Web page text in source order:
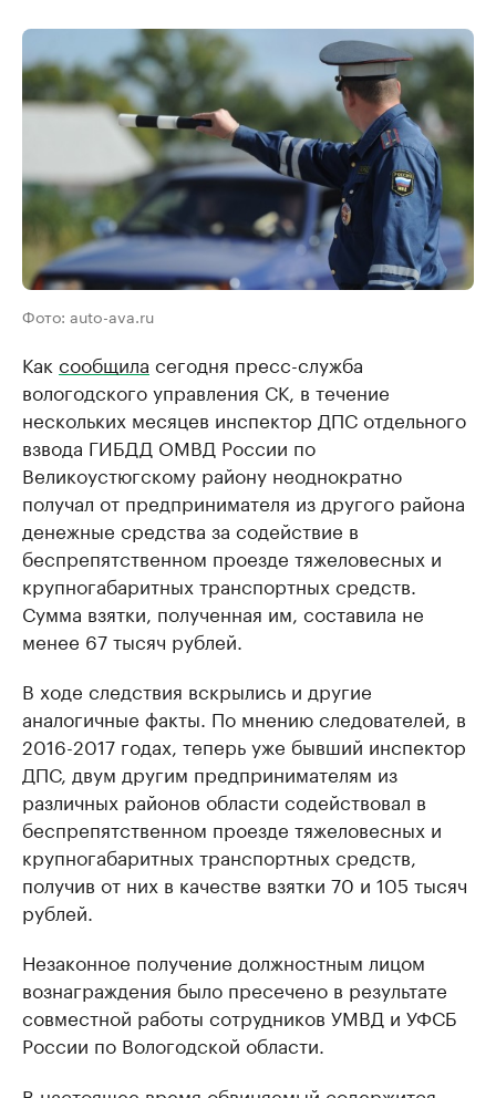
Фото: auto-ava.ru
Как сообщила сегодня пресс-служба
вологодского управления СК, в течение
нескольких месяцев инспектор ДПС отдельного
взвода ГИБДД ОМВД России по
Великоустюгскому району неоднократно
получал от предпринимателя из другого района
денежные средства за содействие в
беспрепятственном проезде тяжеловесных и
крупногабаритных транспортных средств.
Сумма взятки, полученная им, составила не
менее 67 тысяч рублей.
В ходе следствия вскрылись и другие
аналогичные факты. По мнению следователей, в
2016-2017 годах, теперь уже бывший инспектор
ДПС, двум другим предпринимателям из
различных районов области содействовал в
беспрепятственном проезде тяжеловесных и
крупногабаритных транспортных средств,
получив от них в качестве взятки 70 и 105 тысяч
рублей.
Незаконное получение должностным лицом
вознаграждения было пресечено в результате
совместной работы сотрудников УМВД и УФСБ
России по Вологодской области.